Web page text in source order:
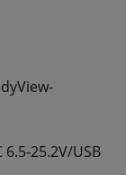
25.2V/USB